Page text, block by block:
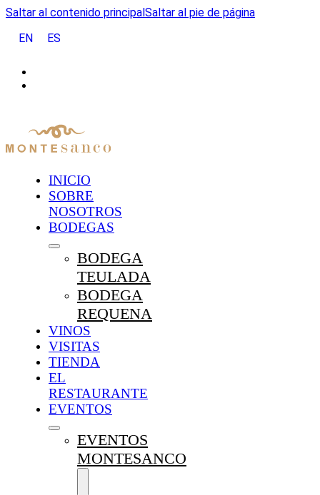
Saltar al contenido principalSaltar al pie de página
EN
ES
INICIO
SOBRE
NOSOTROS
BODEGAS
BODEGA
TEULADA
BODEGA
REQUENA
VINOS
VISITAS
TIENDA
EL
RESTAURANTE
EVENTOS
EVENTOS
MONTESANCO